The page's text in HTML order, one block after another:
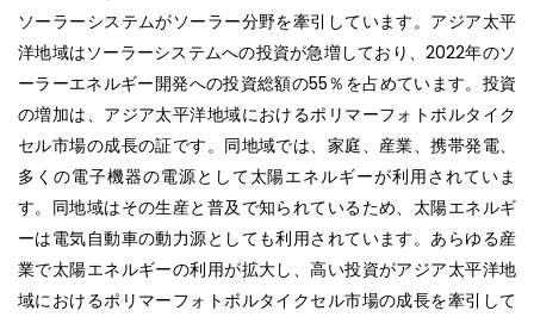
ソーラーシステムがソーラー分野を牽引しています。アジア太平
洋地域はソーラーシステムへの投資が急増しており、2022年のソ
ーラーエネルギー開発への投資総額の55％を占めています。投資
の増加は、アジア太平洋地域におけるポリマーフォトボルタイク
セル市場の成長の証です。同地域では、家庭、産業、携帯発電、
多くの電子機器の電源として太陽エネルギーが利用されていま
す。同地域はその生産と普及で知られているため、太陽エネルギ
ーは電気自動車の動力源としても利用されています。あらゆる産
業で太陽エネルギーの利用が拡大し、高い投資がアジア太平洋地
域におけるポリマーフォトボルタイクセル市場の成長を牽引して